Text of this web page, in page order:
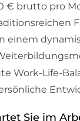
€ brutto pro
einem
Work-Life-
Sie im